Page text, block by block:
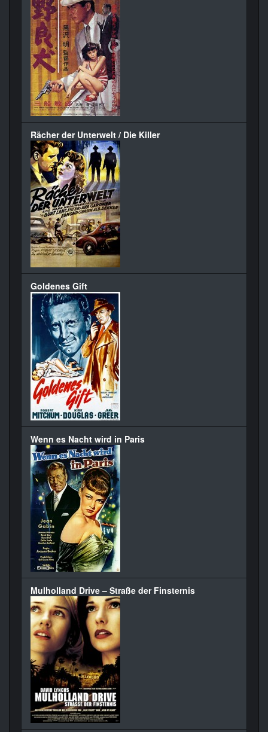
Rächer der Unterwelt / Die Killer
Goldenes Gift
Wenn es Nacht wird in Paris
Mulholland Drive – Straße der Finsternis